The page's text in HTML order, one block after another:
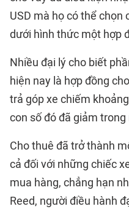
USD mà họ có thể chọn
dưới hình thức một hợp
Nhiều đại lý cho biết
hiện nay là hợp đồng
trả góp xe chiếm
con số đó đã giảm
Cho thuê đã trở thành
cả đối với những chiếc
mua hàng, chẳng hạn
Reed, người điều hành